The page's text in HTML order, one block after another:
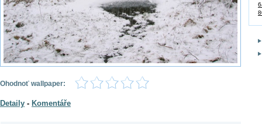
Ohodnoť wallpaper:
Detaily - Komentáře